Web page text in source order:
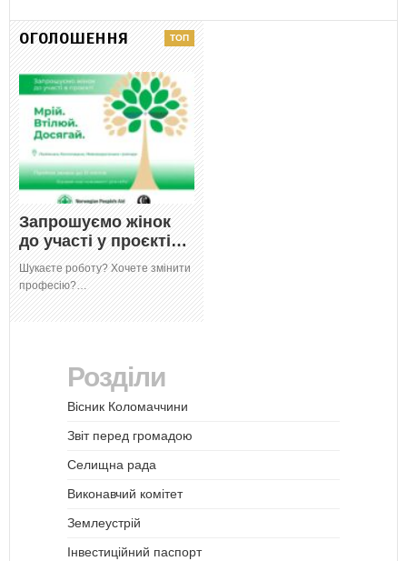
ОГОЛОШЕННЯ
Запрошуємо жінок
до участі у проєкті…
Шукаєте роботу? Хочете змінити
професію?…
Розділи
Вісник Коломаччини
Звіт перед громадою
Селищна рада
Виконавчий комітет
Землеустрій
Інвестиційний паспорт